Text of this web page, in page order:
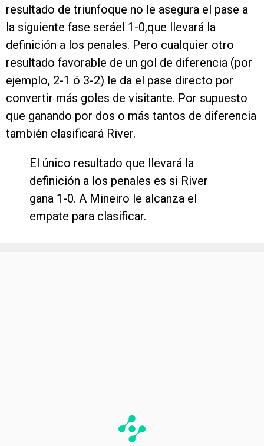
resultado de triunfoque no le asegura el pase a
la siguiente fase seráel 1-0,que llevará la
definición a los penales. Pero cualquier otro
resultado favorable de un gol de diferencia (por
ejemplo, 2-1 ó 3-2) le da el pase directo por
convertir más goles de visitante. Por supuesto
que ganando por dos o más tantos de diferencia
también clasificará River.
El único resultado que llevará la
definición a los penales es si River
gana 1-0. A Mineiro le alcanza el
empate para clasificar.